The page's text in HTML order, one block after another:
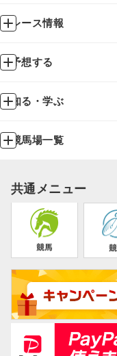
レース情報
予想する
知る・学ぶ
競馬場一覧
共通メニュー